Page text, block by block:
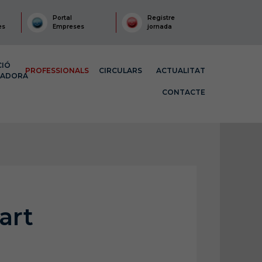
Portal
Empreses
Registre
jornada
PROFESSIONALS CIRCULARS ACTUALITAT
CONTACTE